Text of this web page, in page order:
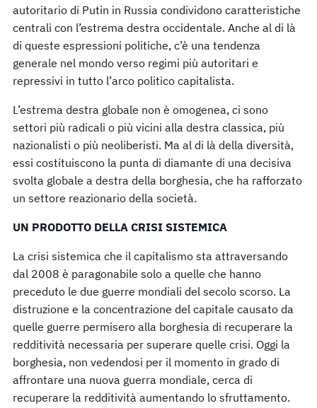
autoritario di Putin in Russia condividono caratteristiche
centrali con l’estrema destra occidentale. Anche al di là
di queste espressioni politiche, c’è una tendenza
generale nel mondo verso regimi più autoritari e
repressivi in tutto l’arco politico capitalista.
L’estrema destra globale non è omogenea, ci sono
settori più radicali o più vicini alla destra classica, più
nazionalisti o più neoliberisti. Ma al di là della diversità,
essi costituiscono la punta di diamante di una decisiva
svolta globale a destra della borghesia, che ha rafforzato
un settore reazionario della società.
UN PRODOTTO DELLA CRISI SISTEMICA
La crisi sistemica che il capitalismo sta attraversando
dal 2008 è paragonabile solo a quelle che hanno
preceduto le due guerre mondiali del secolo scorso. La
distruzione e la concentrazione del capitale causato da
quelle guerre permisero alla borghesia di recuperare la
redditività necessaria per superare quelle crisi. Oggi la
borghesia, non vedendosi per il momento in grado di
affrontare una nuova guerra mondiale, cerca di
recuperare la redditività aumentando lo sfruttamento.